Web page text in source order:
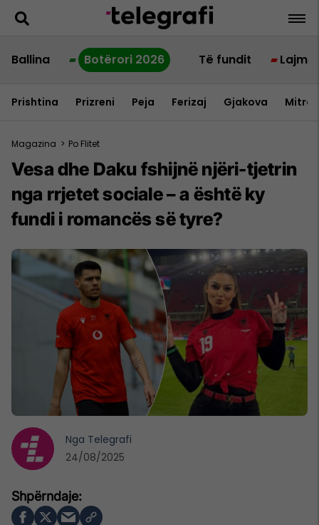
Ballina Botërori 2026 Të fundit Lajme
Prishtina Prizreni Peja Ferizaj Gjakova
Magazina > Po Flitet
Vesa dhe Daku fshijnë njëri-tjetrin
nga rrjetet sociale – a është ky
fundi i romancës së tyre?
Nga Telegrafi
24/08/2025